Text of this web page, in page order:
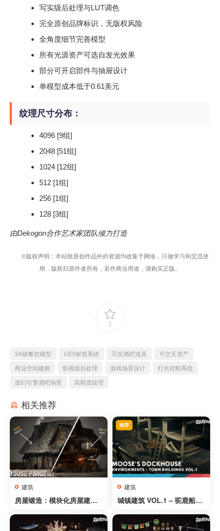
写实级后处理与LUT调色
完全原创品牌标识，无版权风险
全角度细节完善模型
所有光源资产可选自发光效果
部分可开启部件与抽屉设计
单模型成本低于0.61美元
纹理尺寸分布：
4096 [9组]
2048 [51组]
1024 [12组]
512 [1组]
256 [1组]
128 [3组]
由Dekogon合作艺术家团队倾力打造
©版权声明：本站除原创作品外的资源均收集于网络，只做学习和交流使
用，版权归原作者所有，若作商业用途，请购买正版。
1
3A级餐饮模型 UE5材质系统 写实酒吧道具
可交互资产
商业空间建模
影视级后处理 游戏场景设计
灯光控制系统
虚幻引擎酒吧场景
高精度纹理
相关推荐
建筑
房屋锻造：模块化房屋建造
ular House Building Kit
建筑
城镇建筑 VOL.1 – 驼鹿船屋
Moose’s Dockhouse
推荐